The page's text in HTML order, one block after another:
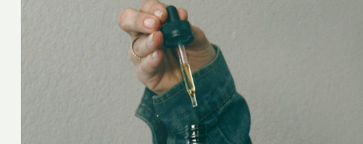
Oscar 17 mars 2021